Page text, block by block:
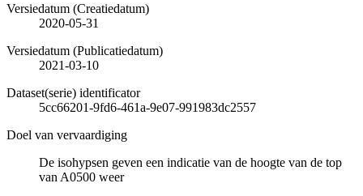
Versiedatum (Creatiedatum)
2020-05-31
Versiedatum (Publicatiedatum)
2021-03-10
Dataset(serie) identificator
5cc66201-9fd6-461a-9e07-991983dc2557
Doel van vervaardiging
De isohypsen geven een indicatie van de hoogte van de top
van A0500 weer